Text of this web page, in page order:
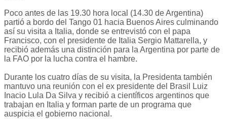
Poco antes de las 19.30 hora local (14.30 de Argentina)
partió a bordo del Tango 01 hacia Buenos Aires culminando
así su visita a Italia, donde se entrevistó con el papa
Francisco, con el presidente de Italia Sergio Mattarella, y
recibió además una distinción para la Argentina por parte de
la FAO por la lucha contra el hambre.
Durante los cuatro días de su visita, la Presidenta también
mantuvo una reunión con el ex presidente del Brasil Luiz
Inacio Lula Da Silva y recibió a científicos argentinos que
trabajan en Italia y forman parte de un programa que
auspicia el gobierno nacional.